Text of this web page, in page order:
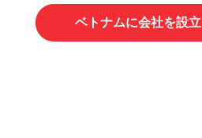
ベトナムに会社を設立